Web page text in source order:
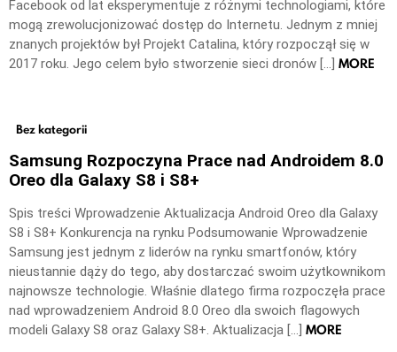
Facebook od lat eksperymentuje z różnymi technologiami, które
mogą zrewolucjonizować dostęp do Internetu. Jednym z mniej
znanych projektów był Projekt Catalina, który rozpoczął się w
2017 roku. Jego celem było stworzenie sieci dronów […] MORE
Bez kategorii
Samsung Rozpoczyna Prace nad Androidem 8.0
Oreo dla Galaxy S8 i S8+
Spis treści Wprowadzenie Aktualizacja Android Oreo dla Galaxy
S8 i S8+ Konkurencja na rynku Podsumowanie Wprowadzenie
Samsung jest jednym z liderów na rynku smartfonów, który
nieustannie dąży do tego, aby dostarczać swoim użytkownikom
najnowsze technologie. Właśnie dlatego firma rozpoczęła prace
nad wprowadzeniem Android 8.0 Oreo dla swoich flagowych
modeli Galaxy S8 oraz Galaxy S8+. Aktualizacja […] MORE